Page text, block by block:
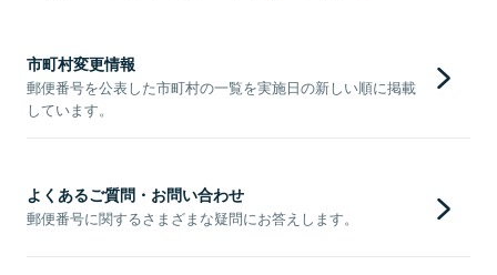
市町村変更情報
郵便番号を公表した市町村の一覧を実施日の新しい順に掲載
しています。
よくあるご質問・お問い合わせ
郵便番号に関するさまざまな疑問にお答えします。